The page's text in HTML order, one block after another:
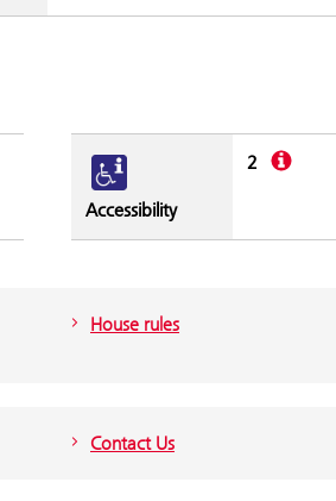
Accessibility
2 Description
House rules
Contact Us